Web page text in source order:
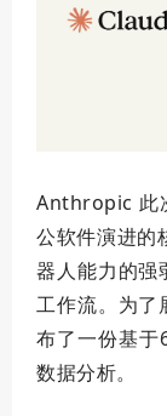
Anthropic 此
公软件演进的
器人能力的强
工作流。为
布了一份基于
数据分析。